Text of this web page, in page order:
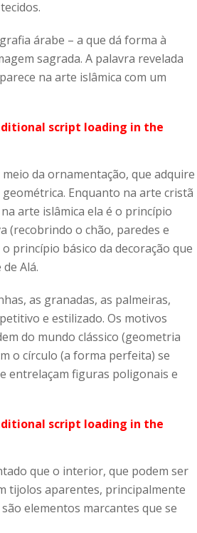
árabe – a que dá forma à
sagrada. A palavra revelada
na arte islâmica com um
script loading in the
da ornamentação, que adquire
Enquanto na arte cristã
arte islâmica ela é o princípio
(recobrindo o chão, paredes e
princípio básico da decoração que
Alá.
as granadas, as palmeiras,
e estilizado. Os motivos
do mundo clássico (geometria
o círculo (a forma perfeita) se
entrelaçam figuras poligonais e
script loading in the
que o interior, que podem ser
tijolos aparentes, principalmente
elementos marcantes que se